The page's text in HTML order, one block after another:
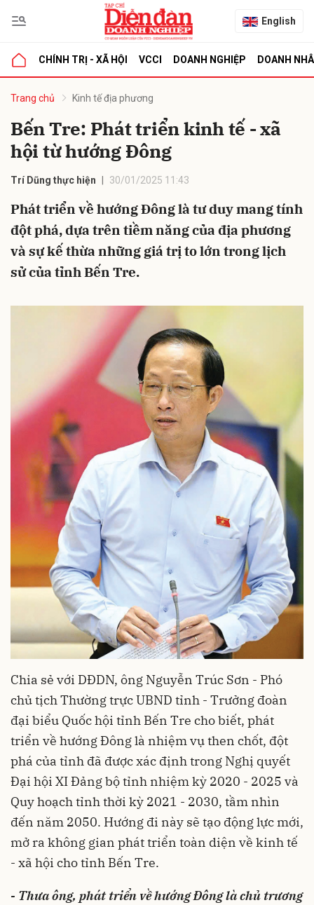
English
CHÍNH TRỊ - XÃ HỘI VCCI DOANH NGHIỆP DOANH
Trang chủ Kinh tế địa phương
Bến Tre: Phát triển kinh tế - xã
hội từ hướng Đông
Trí Dũng thực hiện 30/01/2025 11:43
Phát triển về hướng Đông là tư duy mang tính
đột phá, dựa trên tiềm năng của địa phương
và sự kế thừa những giá trị to lớn trong lịch
sử của tỉnh Bến Tre.
Chia sẻ với DĐDN, ông Nguyễn Trúc Sơn - Phó
chủ tịch Thường trực UBND tỉnh - Trưởng đoàn
đại biểu Quốc hội tỉnh Bến Tre cho biết, phát
triển về hướng Đông là nhiệm vụ then chốt, đột
phá của tỉnh đã được xác định trong Nghị quyết
Đại hội XI Đảng bộ tỉnh nhiệm kỳ 2020 - 2025 và
Quy hoạch tỉnh thời kỳ 2021 - 2030, tầm nhìn
đến năm 2050. Hướng đi này sẽ tạo động lực mới,
mở ra không gian phát triển toàn diện về kinh tế
- xã hội cho tỉnh Bến Tre.
- Thưa ông, phát triển về hướng Đông là chủ trương
luận
Hủy